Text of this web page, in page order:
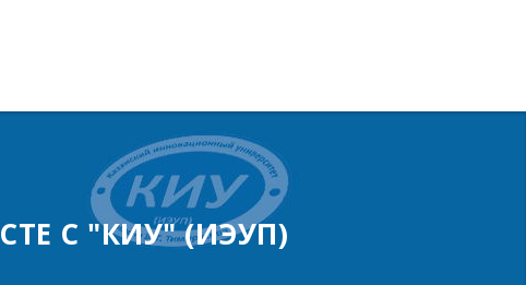
С "КИУ" (ИЭУП)